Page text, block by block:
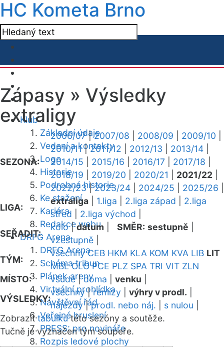
HC Kometa Brno
Klub
Základní údaje
Vedení a kontakty
Logo
Historie
Podrobná historie
Ke stažení
Kariéra
Redakce webu
DRFG Arena
DRFG Arena
Schéma tribun
Plánek areny
Virtuální prohlídka
Návštěvní řád
Veřejné bruslení
PRESS: pro novináře
Rozpis ledové plochy
Zápasy » Výsledky
extraligy
SEZONA:
2006/07|2007/08 2008/09 2009/10
2010/11|2011/12 2012/13 2013/14
2014/15
2015/16 2016/17 2017/18
2018/19
2019/20 2020/21 2021/22
2022/23|2023/24 2024/25 2025/26
LIGA:
extraliga 1.liga 2.liga západ
2.liga
střed
2.liga východ
SEŘADIT:
kolo|datum SMĚR: sestupně
vzestupně
TÝM:
všechny CEB HKM KLA KOM KVA LIB LIT
MBL OLO PCE PLZ SPA TRI VIT ZLN
MÍSTO:
všude|doma venku
VÝSLEDKY:
všechny|remízy výhry v prodl.
nájezdy|prodl. nebo náj. s nulou
Zobrazittabulkutéto sezóny a soutěže.
Tučně je vyznačen tým soupeře.